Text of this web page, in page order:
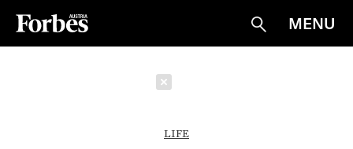
Suche
MENU
LIFE